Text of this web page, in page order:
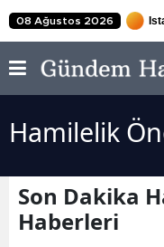
08 Ağustos 2026
Hamilelik
Son Dakika
Haberleri